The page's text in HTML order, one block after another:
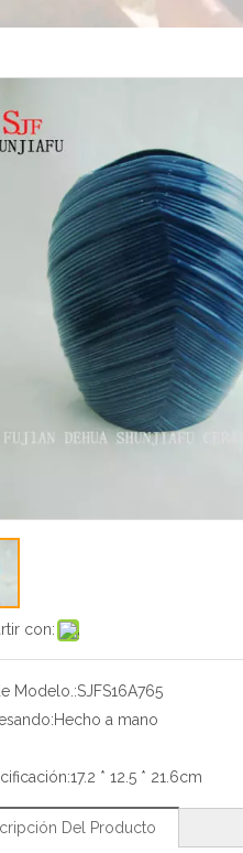
con:
Modelo.:SJFS16A765
Hecho a mano
17.2 * 12.5 * 21.6cm
Del Producto